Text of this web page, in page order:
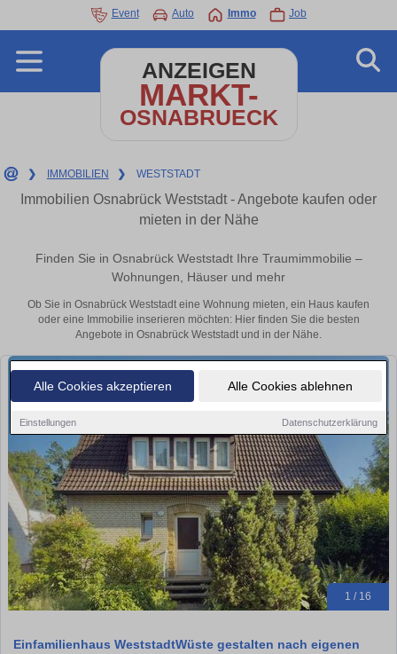
Alle Cookies akzeptieren Alle Cookies ablehnen
Einstellungen Datenschutzerklärung
Event Auto Immo Job
ANZEIGEN
MARKT-
OSNABRUECK
❯ IMMOBILIEN ❯ WESTSTADT
Immobilien Osnabrück Weststadt - Angebote kaufen oder
mieten in der Nähe
Finden Sie in Osnabrück Weststadt Ihre Traumimmobilie –
Wohnungen, Häuser und mehr
Ob Sie in Osnabrück Weststadt eine Wohnung mieten, ein Haus kaufen
oder eine Immobilie inserieren möchten: Hier finden Sie die besten
Angebote in Osnabrück Weststadt und in der Nähe.
1 / 16
Einfamilienhaus WeststadtWüste gestalten nach eigenen